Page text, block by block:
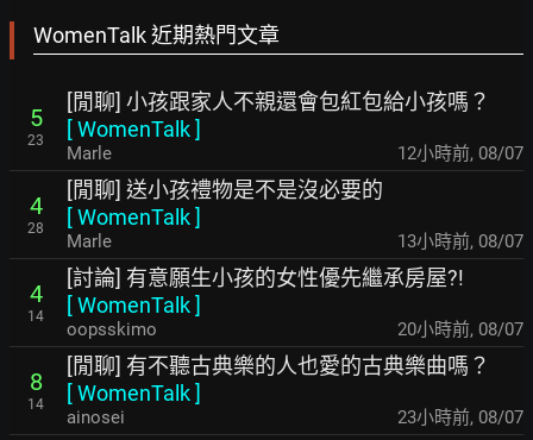
WomenTalk 近期熱門文章
5
23
[閒聊] 小孩跟家人不親還會包紅包給小孩嗎？
[WomenTalk]
Marle 12小時前, 08/07
4
28
[閒聊] 送小孩禮物是不是沒必要的
[WomenTalk]
Marle 13小時前, 08/07
4
14
[討論] 有意願生小孩的女性優先繼承房屋?!
[WomenTalk]
oopsskimo 20小時前, 08/07
8
14
[閒聊] 有不聽古典樂的人也愛的古典樂曲嗎？
[WomenTalk]
ainosei 23小時前, 08/07